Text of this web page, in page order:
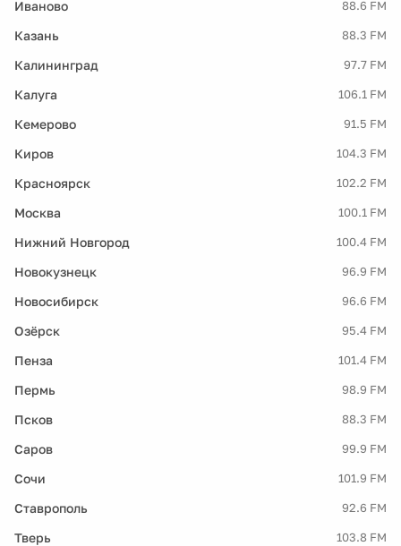
Иваново 88.6 FM
Казань 88.3 FM
Калининград 97.7 FM
Калуга 106.1 FM
Кемерово 91.5 FM
Киров 104.3 FM
Красноярск 102.2 FM
Москва 100.1 FM
Нижний Новгород 100.4 FM
Новокузнецк 96.9 FM
Новосибирск 96.6 FM
Озёрск 95.4 FM
Пенза 101.4 FM
Пермь 98.9 FM
Псков 88.3 FM
Саров 99.9 FM
Сочи 101.9 FM
Ставрополь 92.6 FM
Тверь 103.8 FM